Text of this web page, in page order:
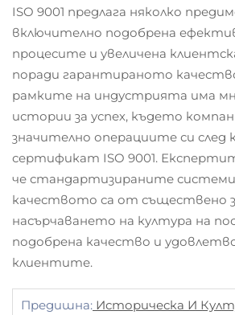
ISO 9001 предлага няколко
включително подобрена
процесите и увеличена
поради гарантираното
рамките на индустрията има
истории за успех, където
значително операциите си след
сертификат ISO 9001.
че стандартизираните системи
качеството са от съществено
насърчаването на култура на
подобрена качество и
клиентите.
Предишна: Историческа И Културна